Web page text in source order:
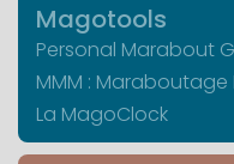
Magotools
Personal Marabout
MMM :
La MagoClock